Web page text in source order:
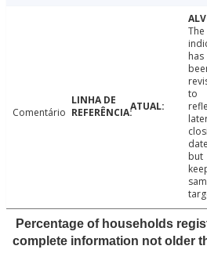
Comentário
The
has
to
but
Percentage of households
complete information not older